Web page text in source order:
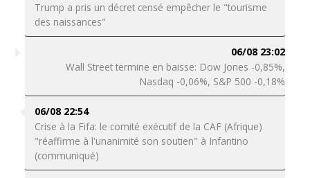
Trump a pris un décret censé empêcher le "tourisme
des naissances"
06/08 23:02
Wall Street termine en baisse: Dow Jones -0,85%,
Nasdaq -0,06%, S&P 500 -0,18%
06/08 22:54
Crise à la Fifa: le comité exécutif de la CAF (Afrique)
"réaffirme à l'unanimité son soutien" à Infantino
(communiqué)